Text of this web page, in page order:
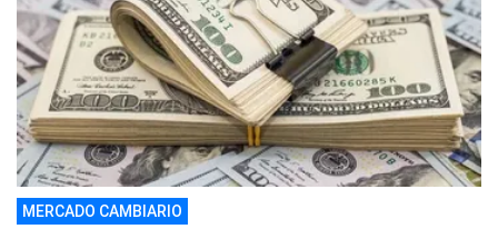
MERCADO CAMBIARIO